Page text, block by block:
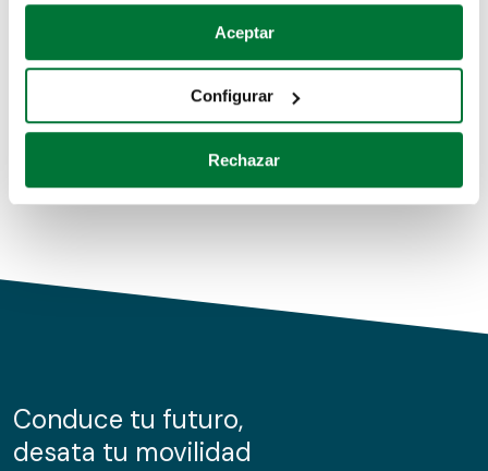
Si lo permite, también quisiéramos:
Recopilar información sobre su ubicación geográfica
Identificar su dispositivo analizándolo activamente
para buscar características específicas (huellas
Obtenga más información sobre cómo se procesan sus
de cookies.
información sobre el uso que haga del sitio web con
nuestros partners de redes sociales, publicidad y análisis
Aceptar
Configurar
Rechazar
Coches de segunda mano
Coches de km0
Conduce tu futuro,
desata tu movilidad